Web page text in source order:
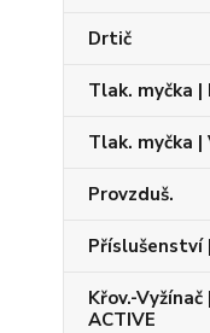
Drtič
Tlak. myčka |
Tlak. myčka |
Provzduš.
Příslušenství
Křov.-
ACTIVE